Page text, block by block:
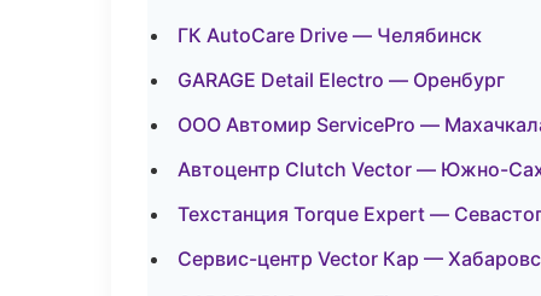
ГК AutoCare Drive — Челябинск
GARAGE Detail Electro — Оренбург
ООО Автомир ServicePro —
Автоцентр Clutch Vector — Южно-
Техстанция Torque Expert —
Сервис-центр Vector Кар —